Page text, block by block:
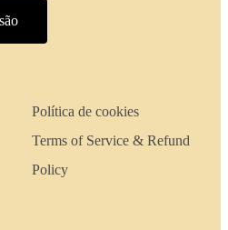
Política de cookies
Terms of Service & Refund
Policy